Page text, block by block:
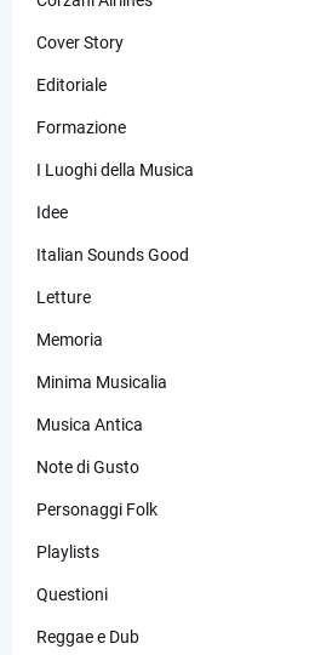
Cover Story
Editoriale
Formazione
I Luoghi della Musica
Idee
Italian Sounds Good
Letture
Memoria
Minima Musicalia
Musica Antica
Note di Gusto
Personaggi Folk
Playlists
Questioni
Reggae e Dub